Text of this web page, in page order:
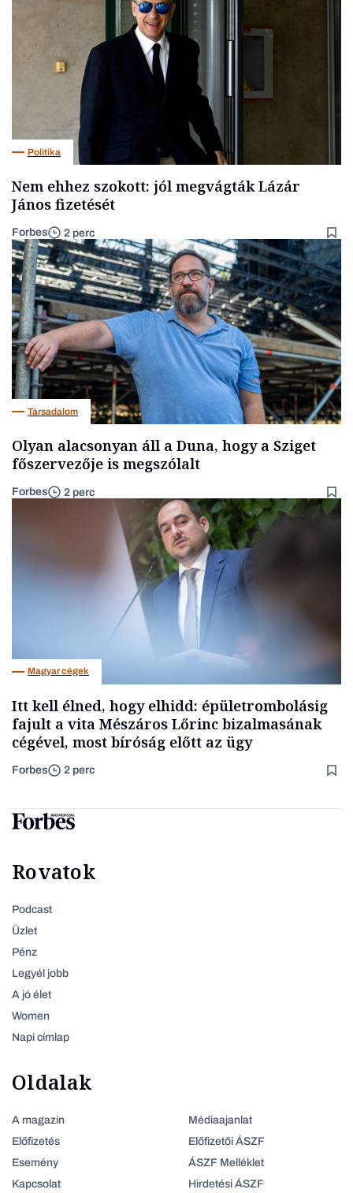
Politika
Nem ehhez szokott: jól megvágták Lázár
János fizetését
Forbes 2 perc
Társadalom
Olyan alacsonyan áll a Duna, hogy a Sziget
főszervezője is megszólalt
Forbes 2 perc
Magyar cégek
Itt kell élned, hogy elhidd: épületrombolásig
fajult a vita Mészáros Lőrinc bizalmasának
cégével, most bíróság előtt az ügy
Forbes 2 perc
Rovatok
Podcast
Üzlet
Pénz
Legyél jobb
A jó élet
Women
Napi címlap
Oldalak
A magazin
Előfizetés
Esemény
Kapcsolat
Médiaajanlat
Előfizetői ÁSZF
ÁSZF Melléklet
Hirdetési ÁSZF